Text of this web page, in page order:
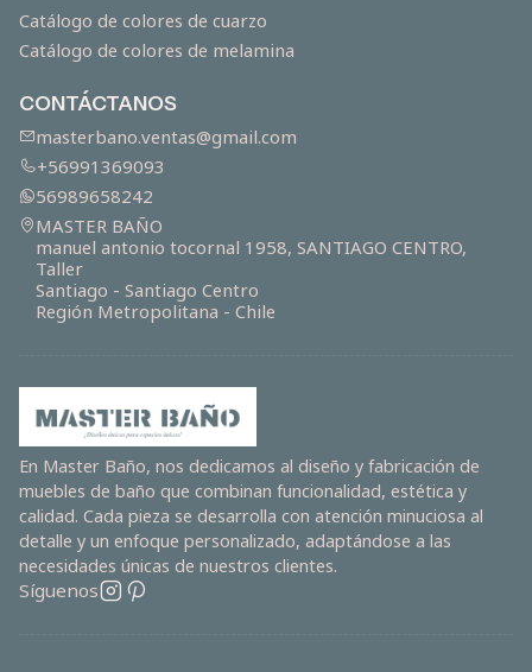
Catálogo de colores de cuarzo
Catálogo de colores de melamina
CONTÁCTANOS
masterbano.ventas@gmail.com
+56991369093
56989658242
MASTER BAÑO
manuel antonio tocornal 1958, SANTIAGO CENTRO,
Taller
Santiago - Santiago Centro
Región Metropolitana - Chile
En Master Baño, nos dedicamos al diseño y fabricación de
muebles de baño que combinan funcionalidad, estética y
calidad. Cada pieza se desarrolla con atención minuciosa al
detalle y un enfoque personalizado, adaptándose a las
necesidades únicas de nuestros clientes.
Síguenos